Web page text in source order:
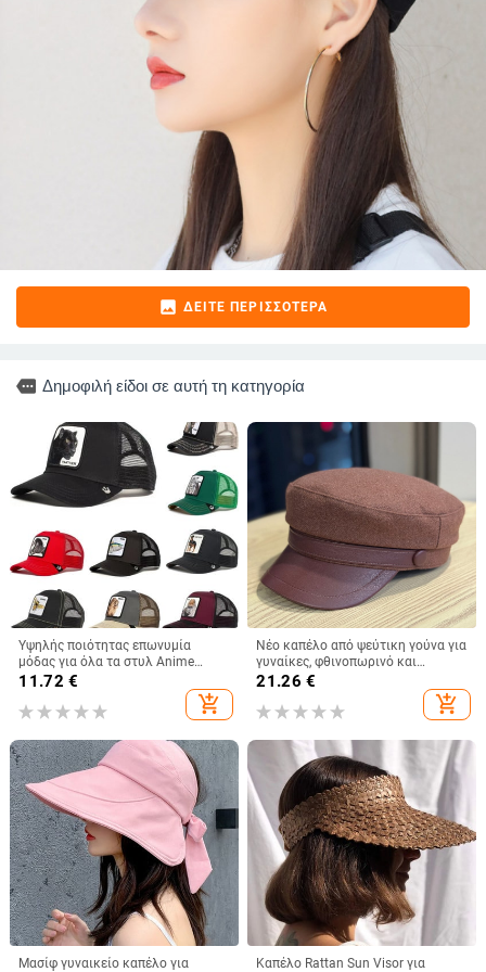
image ΔΕΊΤΕ ΠΕΡΙΣΣΌΤΕΡΑ
more Δημοφιλή είδοι σε αυτή τη κατηγορία
Υψηλής ποιότητας επωνυμία
μόδας για όλα τα στυλ Anime
Snapback Βαμβακερό καπέλο
μπέιζμπολ Ανδρικά Γυναικεία Hip
Hop Dad Mesh Trucker Hat
11.72 €
add_shopping_cart
Νέο καπέλο από ψεύτικη γούνα για
γυναίκες, φθινοπωρινό και
χειμερινό ρετρό μάλλινο καπέλο
2025, βρετανικό οκτάγωνο καπέλο
με επίπεδη κορυφή για
21.26 €
add_shopping_cart
Μασίφ γυναικείο καπέλο για
Καπέλο Rattan Sun Visor για